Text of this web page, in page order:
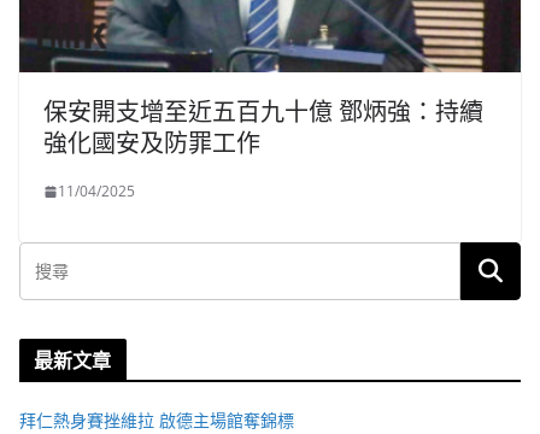
保安開支增至近五百九十億 鄧炳強：持續
強化國安及防罪工作
11/04/2025
最新文章
拜仁熱身賽挫維拉 啟德主場館奪錦標